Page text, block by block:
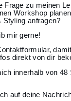
Frage zu meinen
Workshop
Styling anfragen?
mir gerne!
direkt von dir
innerhalb von 48
auf deine